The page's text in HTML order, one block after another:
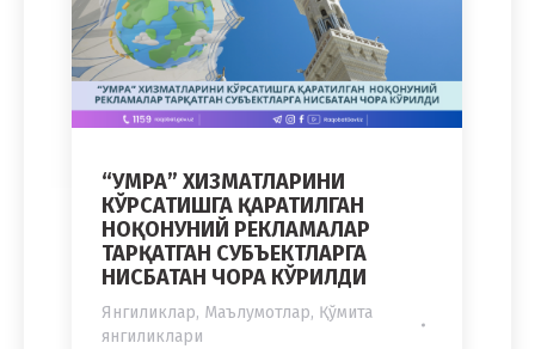
“УМРА” ХИЗМАТЛАРИНИ
КЎРСАТИШГА ҚАРАТИЛГАН
НОҚОНУНИЙ РЕКЛАМАЛАР
ТАРҚАТГАН СУБЪЕКТЛАРГА
НИСБАТАН ЧОРА КЎРИЛДИ
Янгиликлар, Маълумотлар, Қўмита
янгиликлари